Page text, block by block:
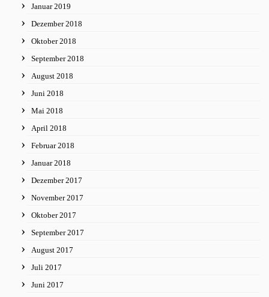
Januar 2019
Dezember 2018
Oktober 2018
September 2018
August 2018
Juni 2018
Mai 2018
April 2018
Februar 2018
Januar 2018
Dezember 2017
November 2017
Oktober 2017
September 2017
August 2017
Juli 2017
Juni 2017